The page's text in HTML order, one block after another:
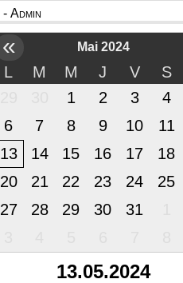
- Admin
« Mai 2024
L M M J V
S
1 2 3
4
6
7 8 9 10
11
13
14 15 16 17
18
20
21 22 23 24
25
27
28 29 30 31
13.05.2024